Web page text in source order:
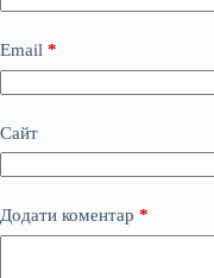
Email *
Сайт
Додати коментар *